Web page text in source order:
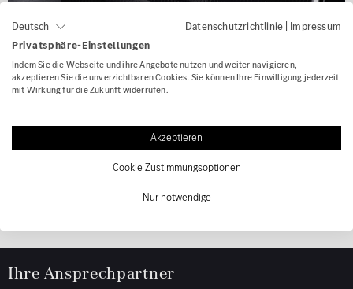
Ihre Ansprechpartner
Deutsch Datenschutzrichtlinie | Impressum
Privatsphäre-Einstellungen
Indem Sie die Webseite und ihre Angebote nutzen und weiter navigieren,
akzeptieren Sie die unverzichtbaren Cookies. Sie können Ihre Einwilligung jederzeit
mit Wirkung für die Zukunft widerrufen.
Akzeptieren
Cookie Zustimmungsoptionen
Nur notwendige